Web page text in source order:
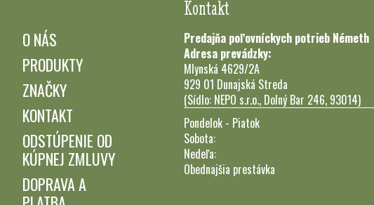
O NÁS
PRODUKTY
ZNAČKY
KONTAKT
ODSTÚPENIE OD
KÚPNEJ ZMLUVY
DOPRAVA A
Kontakt
Predajňa poľovníckych potrieb Németh
Adresa prevádzky:
Mlynská 4629/2A
929 01 Dunajská Streda
(Sídlo: NEPO s.r.o., Dolný Bar 246, 93014)
Pondelok - Piatok
Sobota:
Nedeľa:
Obednajšia prestávka